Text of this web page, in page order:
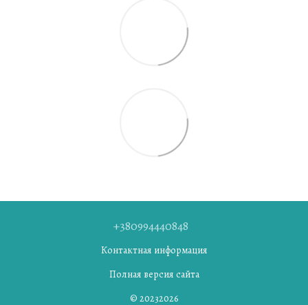
+380994440848
Контактная информация
Полная версия сайта
© 20232026